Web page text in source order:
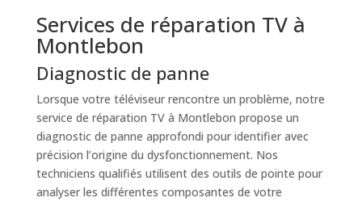
Services de réparation TV à
Montlebon
Diagnostic de panne
Lorsque votre téléviseur rencontre un problème, notre
service de réparation TV à Montlebon propose un
diagnostic de panne approfondi pour identifier avec
précision l’origine du dysfonctionnement. Nos
techniciens qualifiés utilisent des outils de pointe pour
analyser les différentes composantes de votre